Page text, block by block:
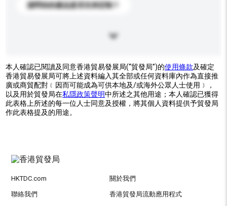
請問你的產品是否支持定制？
本人確認已閱讀及同意香港貿易發展局(“貿發局”)的使用條款及確定
香港貿易發展局可將上述資料編入其全部或任何資料庫內作為直接推
廣或商貿配對﹝因而可能成為可供本地及/或海外公眾人士使用﹞，
以及用於貿發局在私隱政策聲明中所述之其他用途；本人確認已獲得
此表格上所述的每一位人士同意及授權，將其個人資料提供予貿發局
作此表格提及的用途。
HKTDC.com 關於我們
聯絡我們 香港貿發局流動應用程式